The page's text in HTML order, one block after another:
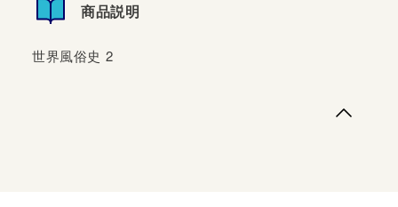
商品説明
世界風俗史 2